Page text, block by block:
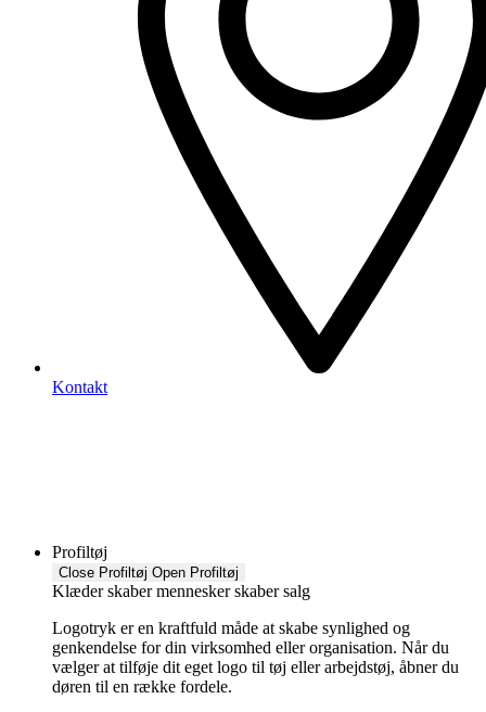
Kontakt
Profiltøj
Close Profiltøj Open Profiltøj
Klæder skaber mennesker skaber salg
Logotryk er en kraftfuld måde at skabe synlighed og
genkendelse for din virksomhed eller organisation. Når du
vælger at tilføje dit eget logo til tøj eller arbejdstøj, åbner du
døren til en række fordele.